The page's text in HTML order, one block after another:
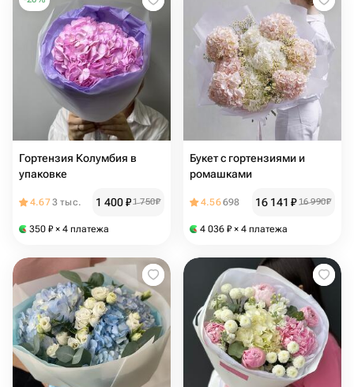
Гортензия Колумбия в
упаковке
4.673 тыс. 1 400₽1 750₽
350 ₽ × 4 платежа
Букет с гортензиями и
ромашками
4.56698 16 141 ₽ 16 990₽
4 036 ₽ × 4 платежа